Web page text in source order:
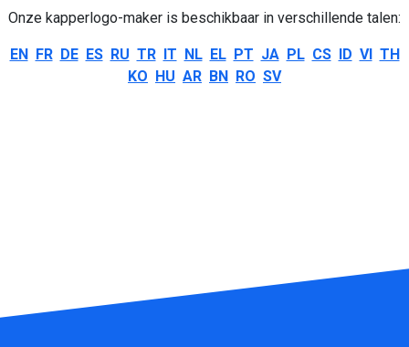
Onze kapperlogo-maker is beschikbaar in verschillende talen:
EN FR DE ES RU TR IT NL EL PT JA PL CS ID VI TH
KO HU AR BN RO SV